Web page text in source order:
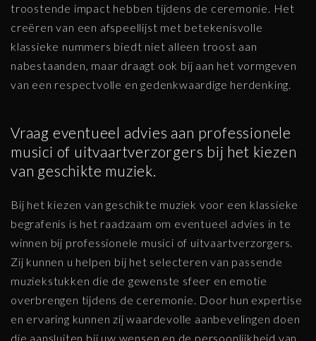
troostende impact hebben tijdens de ceremonie. Het
creëren van een afspeellijst met betekenisvolle
klassieke nummers biedt niet alleen troost aan
nabestaanden, maar draagt ook bij aan het vormgeven
van een respectvolle en gedenkwaardige herdenking.
Vraag eventueel advies aan professionele
musici of uitvaartverzorgers bij het kiezen
van geschikte muziek.
Bij het kiezen van geschikte muziek voor een klassieke
begrafenis is het raadzaam om eventueel advies in te
winnen bij professionele musici of uitvaartverzorgers.
Zij kunnen u helpen bij het selecteren van passende
muziekstukken die de gewenste sfeer en emotie
overbrengen tijdens de ceremonie. Door hun expertise
en ervaring kunnen zij waardevolle aanbevelingen doen
die aansluiten bij uw wensen en de persoonlijkheid van